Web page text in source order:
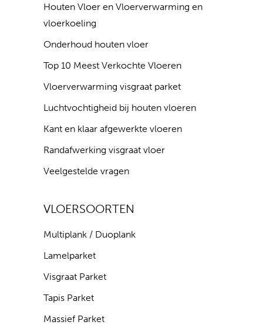
Houten Vloer en Vloerverwarming en
vloerkoeling
Onderhoud houten vloer
Top 10 Meest Verkochte Vloeren
Vloerverwarming visgraat parket
Luchtvochtigheid bij houten vloeren
Kant en klaar afgewerkte vloeren
Randafwerking visgraat vloer
Veelgestelde vragen
VLOERSOORTEN
Multiplank / Duoplank
Lamelparket
Visgraat Parket
Tapis Parket
Massief Parket